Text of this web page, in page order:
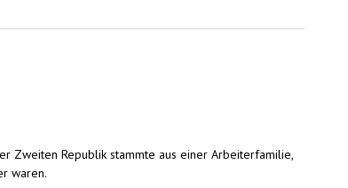
Zweiten Republik stammte aus einer Arbeiterfamilie,
waren.